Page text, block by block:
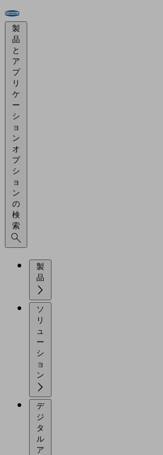
製
品
と
ア
プ
リ
ケ
ー
シ
ョ
ン
オ
プ
シ
ョ
ン
の
検
索
製
ソ
リ
ュ
ー
シ
ョ
デ
ジ
タ
ル
ア